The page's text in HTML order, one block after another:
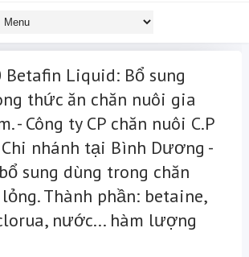
Betafin Liquid: Bổ sung
thức ăn chăn nuôi gia
- Công ty CP chăn nuôi C.P
nhánh tại Bình Dương -
sung dùng trong chăn
Thành phần: betaine,
nước... hàm lượng